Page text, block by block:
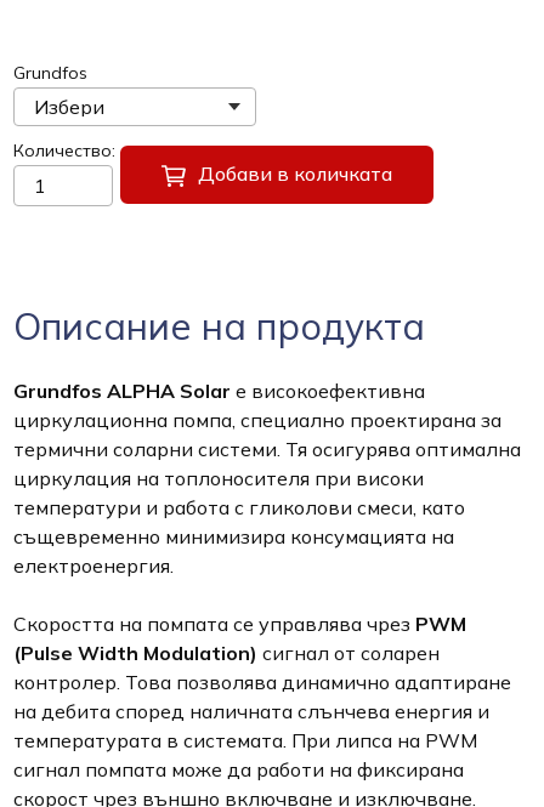
Grundfos
Количество
Добави в количката
Описание на продукта
Grundfos ALPHA Solar е високоефективна
циркулационна помпа, специално проектирана за
термични соларни системи. Тя осигурява оптимална
циркулация на топлоносителя при високи
температури и работа с гликолови смеси, като
същевременно минимизира консумацията на
електроенергия.
Скоростта на помпата се управлява чрез PWM
(Pulse Width Modulation) сигнал от соларен
контролер. Това позволява динамично адаптиране
на дебита според наличната слънчева енергия и
температурата в системата. При липса на PWM
сигнал помпата може да работи на фиксирана
скорост чрез външно включване и изключване.